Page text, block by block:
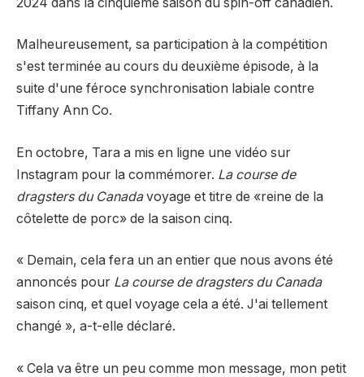
Malheureusement, sa participation à la compétition
s'est terminée au cours du deuxième épisode, à la
suite d'une féroce synchronisation labiale contre
Tiffany Ann Co.
En octobre, Tara a mis en ligne une vidéo sur
Instagram pour la commémorer. La course de
dragsters du Canadavoyage et titre de «reine de la
côtelette de porc» de la saison cinq.
« Demain, cela fera un an entier que nous avons été
annoncés pour La course de dragsters du Canada
saison cinq, et quel voyage cela a été. J'ai tellement
changé », a-t-elle déclaré.
« Cela va être un peu comme mon message, mon petit